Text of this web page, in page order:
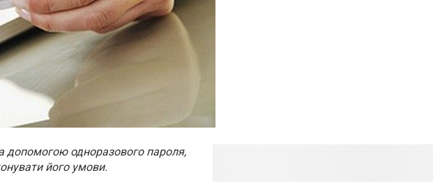
допомогою одноразового пароля,
його умови.